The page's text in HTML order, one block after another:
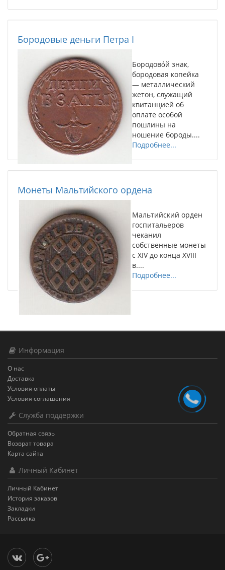
Бородовые деньги Петра I
Бородово́й знак,
бородовая копейка
— металлический
жетон, служащий
квитанцией об
оплате особой
пошлины на
ношение бороды....
Подробнее...
Монеты Мальтийского ордена
Мальтийский орден
госпитальеров
чеканил
собственные монеты
с XIV до конца XVIII
в....
Подробнее...
Информация
О нас
Доставка
Условия оплаты
Условия соглашения
Служба поддержки
Обратная связь
Возврат товара
Карта сайта
Личный Кабинет
Личный Кабинет
История заказов
Закладки
Рассылка